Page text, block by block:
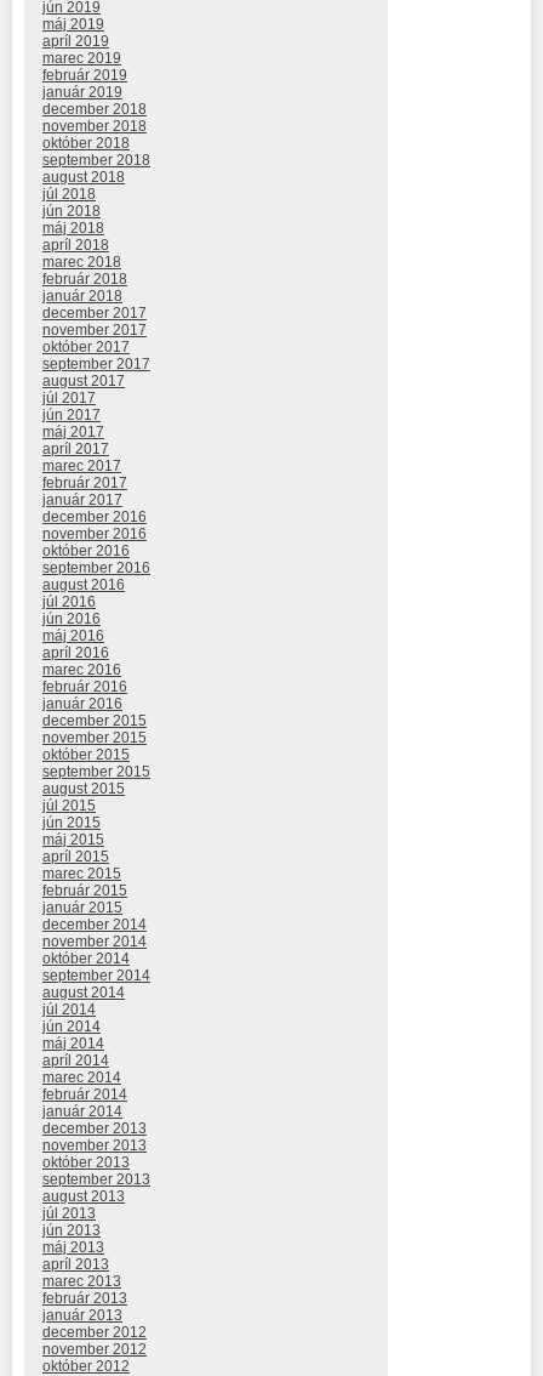
jún 2019
máj 2019
apríl 2019
marec 2019
február 2019
január 2019
december 2018
november 2018
október 2018
september 2018
august 2018
júl 2018
jún 2018
máj 2018
apríl 2018
marec 2018
február 2018
január 2018
december 2017
november 2017
október 2017
september 2017
august 2017
júl 2017
jún 2017
máj 2017
apríl 2017
marec 2017
február 2017
január 2017
december 2016
november 2016
október 2016
september 2016
august 2016
júl 2016
jún 2016
máj 2016
apríl 2016
marec 2016
február 2016
január 2016
december 2015
november 2015
október 2015
september 2015
august 2015
júl 2015
jún 2015
máj 2015
apríl 2015
marec 2015
február 2015
január 2015
december 2014
november 2014
október 2014
september 2014
august 2014
júl 2014
jún 2014
máj 2014
apríl 2014
marec 2014
február 2014
január 2014
december 2013
november 2013
október 2013
september 2013
august 2013
júl 2013
jún 2013
máj 2013
apríl 2013
marec 2013
február 2013
január 2013
december 2012
november 2012
október 2012